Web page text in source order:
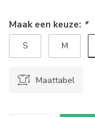
Maak een keuze: *
S M
Maattabel